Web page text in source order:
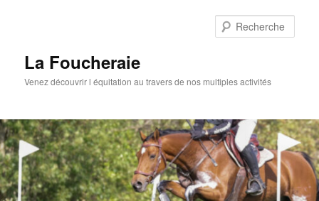
La Foucheraie
Venez découvrir l équitation au travers de nos multiples activités